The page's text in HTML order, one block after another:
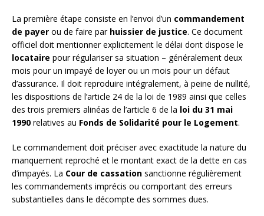
La première étape consiste en l’envoi d’un commandement
de payer ou de faire par huissier de justice. Ce document
officiel doit mentionner explicitement le délai dont dispose le
locataire pour régulariser sa situation – généralement deux
mois pour un impayé de loyer ou un mois pour un défaut
d’assurance. Il doit reproduire intégralement, à peine de nullité,
les dispositions de l’article 24 de la loi de 1989 ainsi que celles
des trois premiers alinéas de l’article 6 de la loi du 31 mai
1990 relatives au Fonds de Solidarité pour le Logement.
Le commandement doit préciser avec exactitude la nature du
manquement reproché et le montant exact de la dette en cas
d’impayés. La Cour de cassation sanctionne régulièrement
les commandements imprécis ou comportant des erreurs
substantielles dans le décompte des sommes dues.